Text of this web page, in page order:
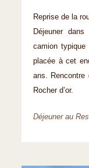
Reprise de la
Déjeuner
camion
placée à cet
ans. Rencontre
Rocher d’or.
Déjeuner au